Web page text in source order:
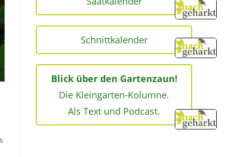
Schnittkalender
Blick über den Gartenzaun!
Die Kleingarten-Kolumne.
Als Text und Podcast.